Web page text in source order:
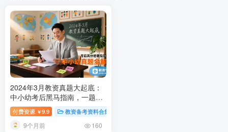
2024年3月教资真题大起底：
中小幼考后黑马指南，一题一
世界的高分觉醒！2024年3月
教师资格考试真题解析：中小
学幼儿园笔试答案全攻略
付费资源 ￥9.9 教资备考资料合集
9个月前 160